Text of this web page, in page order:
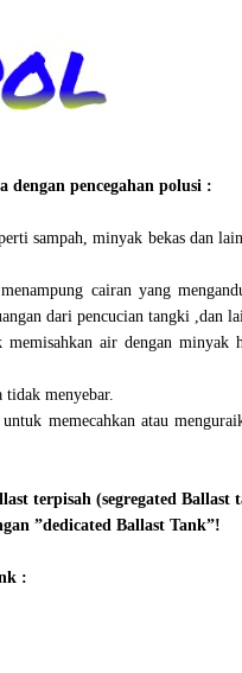
dengan pencegahan polusi :
sampah, minyak bekas dan
cairan yang
dari pencucian tangki ,dan
air dengan minyak
tidak menyebar.
memecahkan atau
terpisah (segregated Ballast
”dedicated Ballast Tank”!
: